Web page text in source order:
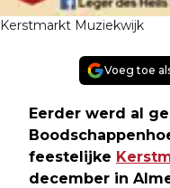
Kerstmarkt Muziekwijk
Voeg toe
Eerder werd al
feestelijke
december in